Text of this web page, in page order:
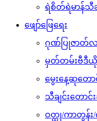
ရဲစိတ်ရဲမာန်သီချ
ဖျော်ဖြေရေး
ဂုဏ်ပြုဇာတ်လမ်
မှတ်တမ်းဗီဒီယိုမ
မွေးနေ့ဆုတောင်
သီချင်းတောင်း
ဝတ္ထု/ကာတွန်း/က